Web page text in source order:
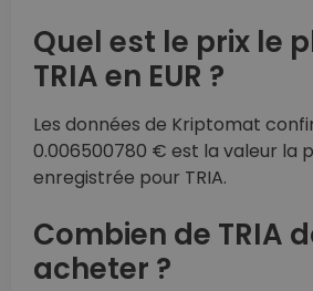
Quel est le prix le
TRIA en EUR ?
Les données de Kriptomat
0.006500780 € est la valeur la
enregistrée pour TRIA.
Combien de TRIA
acheter ?